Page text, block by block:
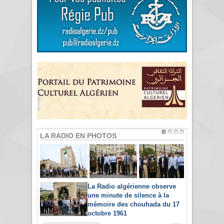
LA RADIO EN PHOTOS
La Radio algérienne observe
une minute de silence à la
mémoire des chouhada du 17
octobre 1961